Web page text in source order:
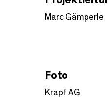
Marc Gämperle
Foto
Krapf AG